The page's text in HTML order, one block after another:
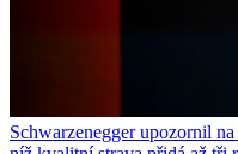
Schwarzenegger upozornil